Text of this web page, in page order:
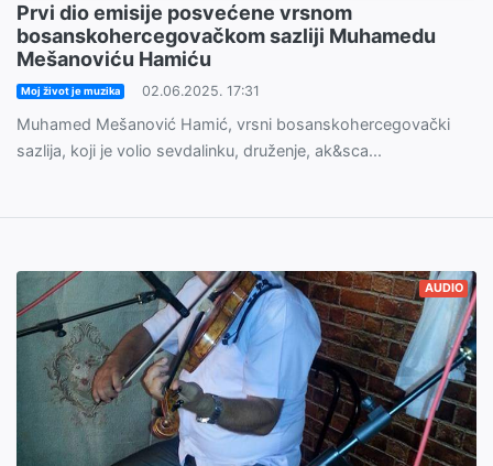
Prvi dio emisije posvećene vrsnom
bosanskohercegovačkom sazliji Muhamedu
Mešanoviću Hamiću
Moj život je muzika 02.06.2025. 17:31
Muhamed Mešanović Hamić, vrsni bosanskohercegovački
sazlija, koji je volio sevdalinku, druženje, ak&sca...
AUDIO